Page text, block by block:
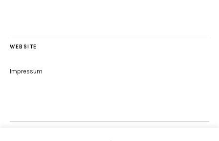
WEBSITE
Impressum